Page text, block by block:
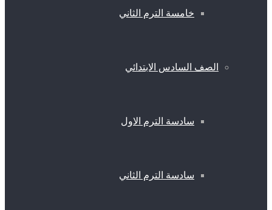
خامسة الترم الثاني
الصف السادس الابتدائي
سادسة الترم الاول
سادسة الترم الثاني